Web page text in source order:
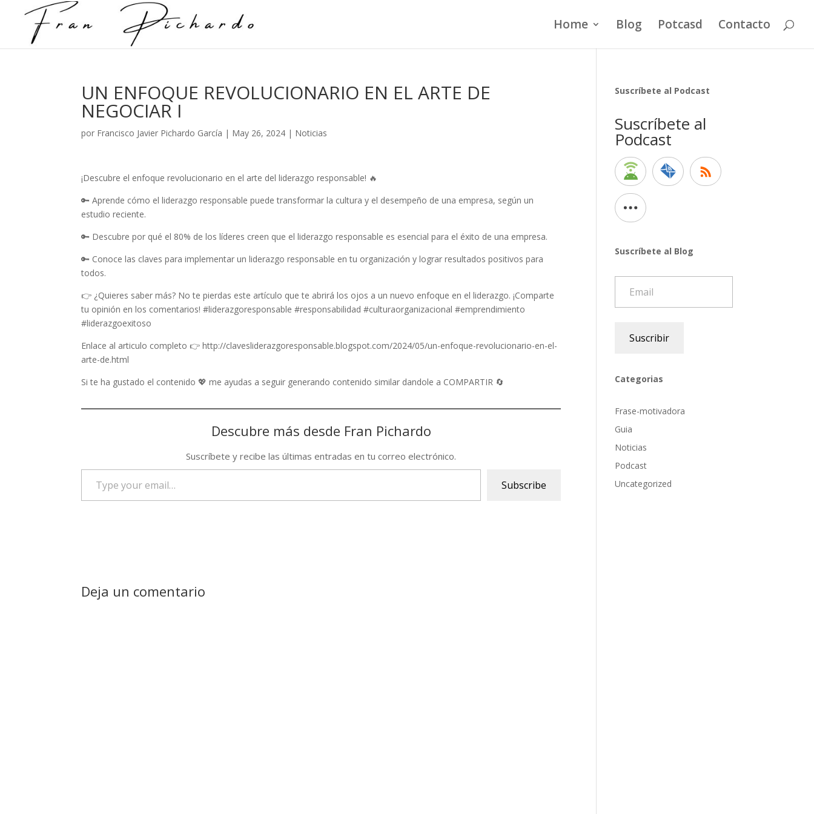
Home Blog Potcasd Contacto
UN ENFOQUE REVOLUCIONARIO EN EL ARTE DE
NEGOCIAR I
por Francisco Javier Pichardo García | May 26, 2024 | Noticias
¡Descubre el enfoque revolucionario en el arte del liderazgo responsable! 🔥
🔑 Aprende cómo el liderazgo responsable puede transformar la cultura y el desempeño de una empresa, según un
estudio reciente.
🔑 Descubre por qué el 80% de los líderes creen que el liderazgo responsable es esencial para el éxito de una empresa.
🔑 Conoce las claves para implementar un liderazgo responsable en tu organización y lograr resultados positivos para
todos.
👉 ¿Quieres saber más? No te pierdas este artículo que te abrirá los ojos a un nuevo enfoque en el liderazgo. ¡Comparte
tu opinión en los comentarios! #liderazgoresponsable #responsabilidad #culturaorganizacional #emprendimiento
#liderazgoexitoso
Enlace al articulo completo 👉 http://clavesliderazgoresponsable.blogspot.com/2024/05/un-enfoque-revolucionario-en-el-
arte-de.html
Si te ha gustado el contenido 💖 me ayudas a seguir generando contenido similar dandole a COMPARTIR 🔄
Descubre más desde Fran Pichardo
Suscríbete y recibe las últimas entradas en tu correo electrónico.
your
email…
Subscribe
Deja un comentario
Suscríbete al Podcast
Suscríbete al
Podcast
Suscríbete al Blog
Suscribir
Categorias
Frase-motivadora
Guia
Noticias
Podcast
Uncategorized